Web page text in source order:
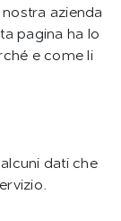
azienda
pagina ha lo
e come li
dati che